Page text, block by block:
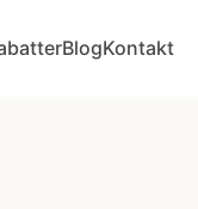
BlogKontakt